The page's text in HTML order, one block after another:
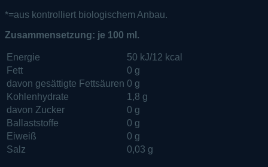
*=aus kontrolliert biologischem Anbau.
Zusammensetzung: je 100 ml.
Energie
50 kJ/12 kcal
Fett
0 g
davon gesättigte Fettsäuren 0 g
Kohlenhydrate
1,8 g
davon Zucker
0 g
Ballaststoffe
0 g
Eiweiß
0 g
Salz
0,03 g